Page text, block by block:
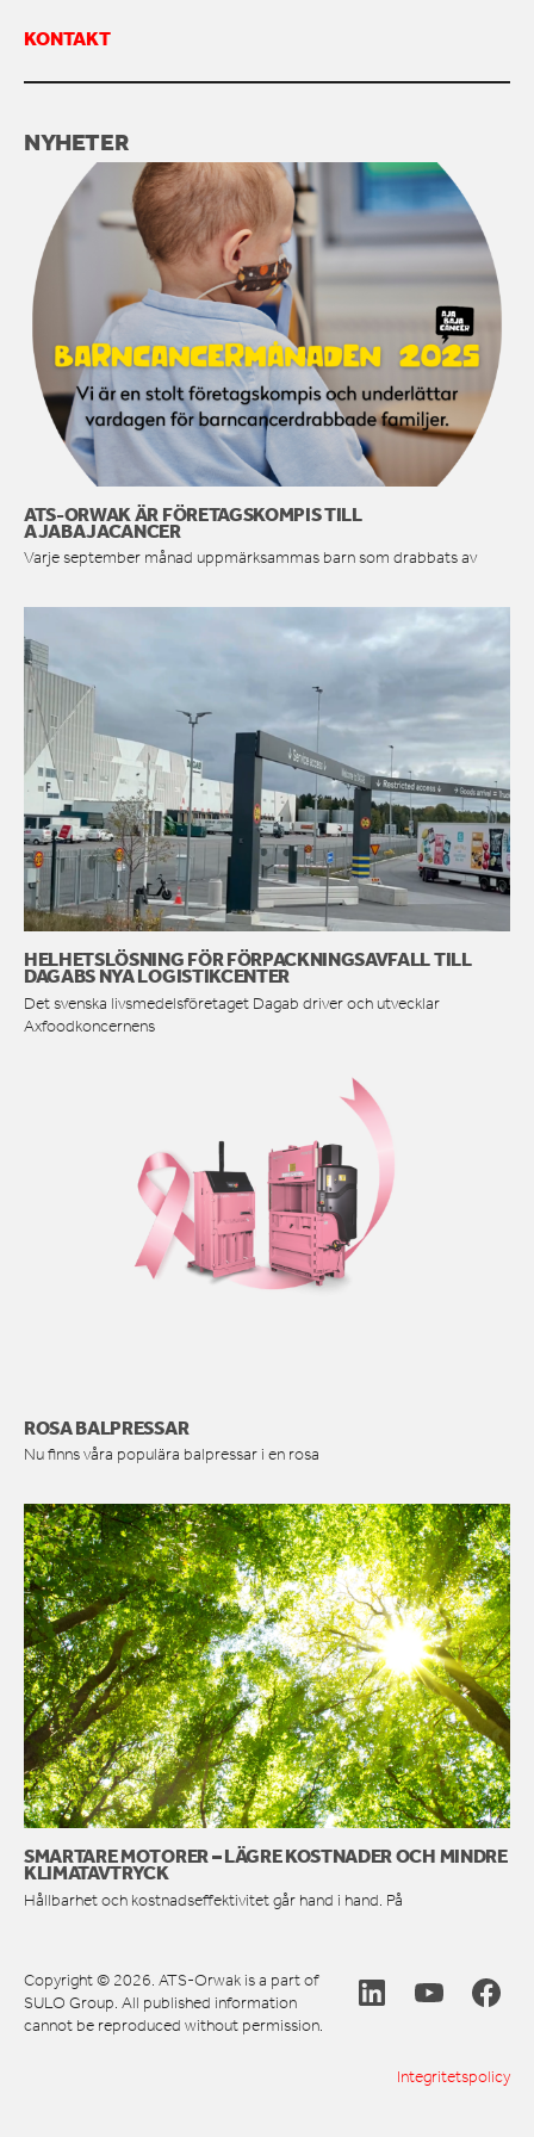
KONTAKTA OSS
KONTAKT
NYHETER
ATS-ORWAK ÄR FÖRETAGSKOMPIS TILL
AJABAJACANCER
Varje september månad uppmärksammas barn som drabbats av
HELHETSLÖSNING FÖR FÖRPACKNINGSAVFALL TILL
DAGABS NYA LOGISTIKCENTER
Det svenska livsmedelsföretaget Dagab driver och utvecklar
Axfoodkoncernens
ROSA BALPRESSAR
Nu finns våra populära balpressar i en rosa
SMARTARE MOTORER – LÄGRE KOSTNADER OCH MINDRE
KLIMATAVTRYCK
Hållbarhet och kostnadseffektivitet går hand i hand. På
Copyright © 2026. ATS-Orwak is a part of
SULO Group. All published information
cannot be reproduced without permission.
Integritetspolicy